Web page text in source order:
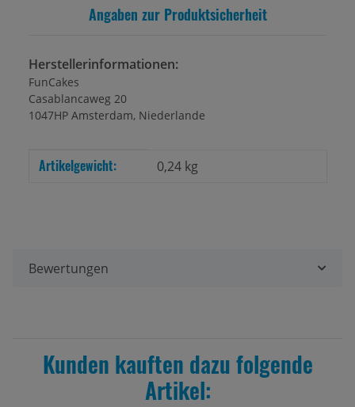
Angaben zur Produktsicherheit
Herstellerinformationen:
FunCakes
Casablancaweg 20
1047HP Amsterdam, Niederlande
Produkteigenschaft
Wert
Artikelgewicht: 0,24 kg
Bewertungen
Kunden kauften dazu folgende
Artikel: